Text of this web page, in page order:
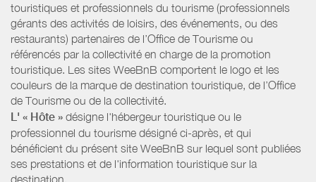
touristiques et professionnels du tourisme (professionnels
gérants des activités de loisirs, des événements, ou des
restaurants) partenaires de l’Office de Tourisme ou
référencés par la collectivité en charge de la promotion
touristique. Les sites WeeBnB comportent le logo et les
couleurs de la marque de destination touristique, de l’Office
de Tourisme ou de la collectivité.
L' « Hôte » désigne l'hébergeur touristique ou le
professionnel du tourisme désigné ci-après, et qui
bénéficient du présent site WeeBnB sur lequel sont publiées
ses prestations et de l'information touristique sur la
destination.